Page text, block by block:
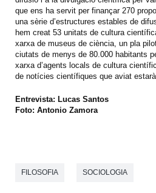
que ens ha servit per finançar 270
una sèrie d’estructures estables de
hem creat 53 unitats de cultura
xarxa de museus de ciència, un pla
ciutats de menys de 80.000 habitants
xarxa d’agents locals de cultura
de notícies científiques que aviat
Entrevista: Lucas Santos
Foto: Antonio Zamora
FILOSOFIA SOCIOLOGIA